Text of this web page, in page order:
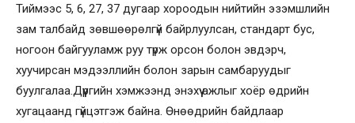
Тиймээс 5, 6, 27, 37 дугаар хороодын нийтийн эзэмшлийн
зам талбайд зөвшөөрөлгүй байрлуулсан, стандарт бус,
ногоон байгууламж руу түрж орсон болон эвдэрч,
хуучирсан мэдээллийн болон зарын самбаруудыг
буулгалаа.Дүүргийн хэмжээнд энэхүү ажлыг хоёр өдрийн
хугацаанд гүйцэтгэж байна. Өнөөдрийн байдлаар